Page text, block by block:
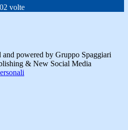
volte
powered by Gruppo Spaggiari
& New Social Media